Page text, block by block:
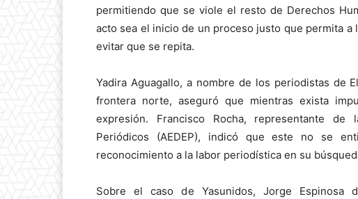
permitiendo que se viole el resto de Derechos
acto sea el inicio de un proceso justo que permita
evitar que se repita.
Yadira Aguagallo, a nombre de los periodistas de
frontera norte, aseguró que mientras exista
expresión. Francisco Rocha, representante
Periódicos (AEDEP), indicó que este no se
reconocimiento a la labor periodística en su
Sobre el caso de Yasunidos, Jorge Espinosa